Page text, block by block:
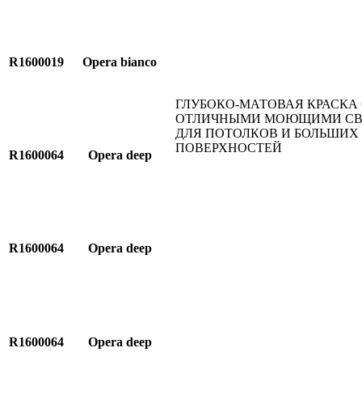
ГЛУБОКО-МАТОВАЯ КРАСКА
ОТЛИЧНЫМИ МОЮЩИМИ
ДЛЯ ПОТОЛКОВ И БОЛЬШИХ
ПОВЕРХНОСТЕЙ
R1600019 Opera bianco
R1600064 Opera deep
R1600064 Opera deep
R1600064 Opera deep